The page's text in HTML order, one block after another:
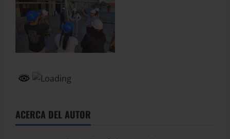
ACERCA DEL AUTOR